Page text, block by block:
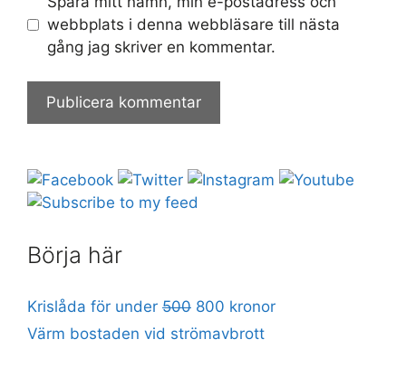
webbplats i denna webbläsare till nästa
gång jag skriver en kommentar.
Börja här
Krislåda för under 500 800 kronor
Värm bostaden vid strömavbrott